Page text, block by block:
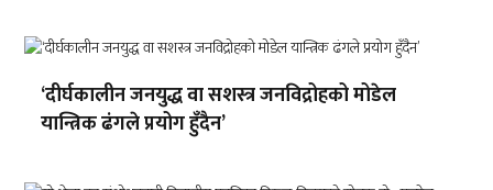
‘दीर्घकालीन जनयुद्ध वा सशस्त्र जनविद्रोहको मोडेल
यान्त्रिक ढंगले प्रयोग हुँदैन’